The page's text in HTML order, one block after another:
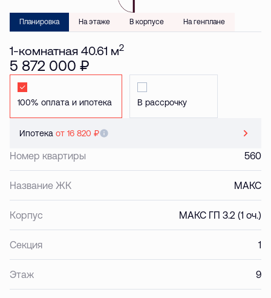
Планировка На этаже В корпусе На генплане
1-комнатная 40.61 м2
5 872 000 ₽
Стандартная Стандартная
Ипотека от 16 820 ₽
Номер квартиры 560
Название ЖК МАКС
Корпус МАКС ГП 3.2 (1 оч.)
Секция 1
Этаж 9